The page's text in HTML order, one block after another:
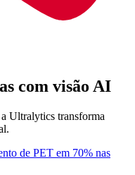
com visão AI
Ultralytics transforma